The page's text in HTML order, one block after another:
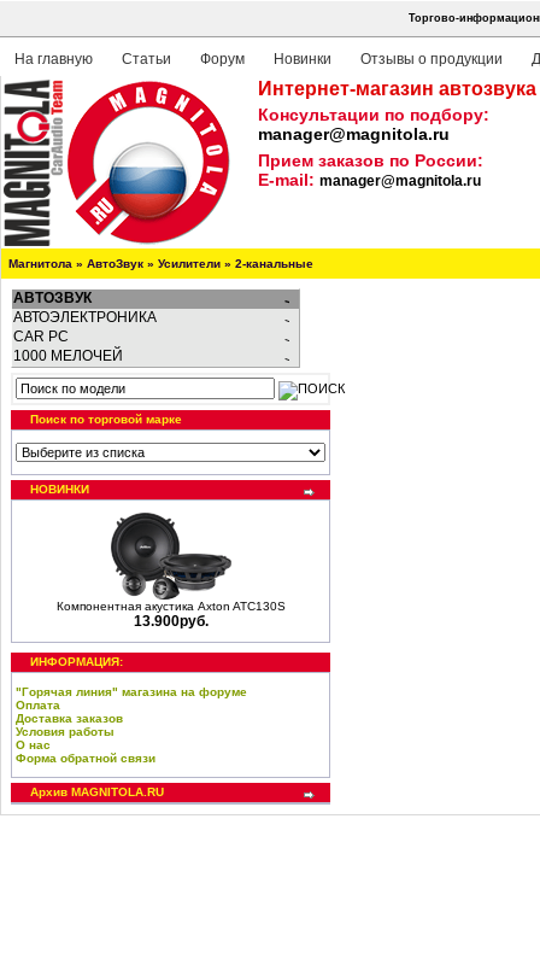
Торгово-
На главную Статьи Форум Новинки Отзывы о продукции
Интернет-магазин
Консультации по подбору:
manager@magnitola.ru
Прием заказов по России:
E-mail: manager@magnitola.ru
Магнитола » АвтоЗвук » Усилители » 2-канальные
АВТОЗВУК
АВТОЭЛЕКТРОНИКА
CAR PC
1000 МЕЛОЧЕЙ
Поиск по торговой марке
НОВИНКИ
Компонентная акустика Axton ATC130S
13.900руб.
ИНФОРМАЦИЯ:
"Горячая линия" магазина на форуме
Оплата
Доставка заказов
Условия работы
О нас
Форма обратной связи
Архив MAGNITOLA.RU